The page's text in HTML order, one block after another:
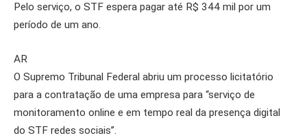
Pelo serviço, o STF espera pagar até R$ 344 mil por um
período de um ano.
AR
O Supremo Tribunal Federal abriu um processo licitatório
para a contratação de uma empresa para “serviço de
monitoramento online e em tempo real da presença digital
do STF redes sociais”.